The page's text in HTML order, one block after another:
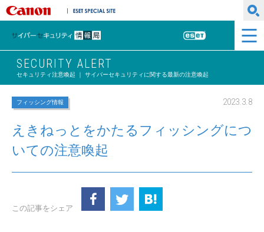
キヤノンマーケティングジャパン株式会社
サイバーセキュリティ情報局
ESET
SECURITY ALERT
セキュリティ注意喚起 ｜ サイバーセキュリティに関する最新の注意喚起
フィッシング情報 2023.3.8
えきねっとをかたるフィッシングにつ
いての注意喚起
この記事をシェア